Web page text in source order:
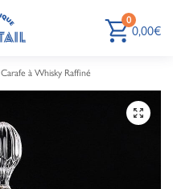
0
0,00€
Carafe à Whisky Raffiné
🔍